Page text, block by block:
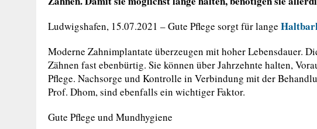
Ludwigshafen, 15.07.2021 – Gute Pflege sorgt für lange
Moderne Zahnimplantate überzeugen mit hoher Lebensdauer.
Zähnen fast ebenbürtig. Sie können über Jahrzehnte halten,
Pflege. Nachsorge und Kontrolle in Verbindung mit der
Prof. Dhom, sind ebenfalls ein wichtiger Faktor.
Gute Pflege und Mundhygiene